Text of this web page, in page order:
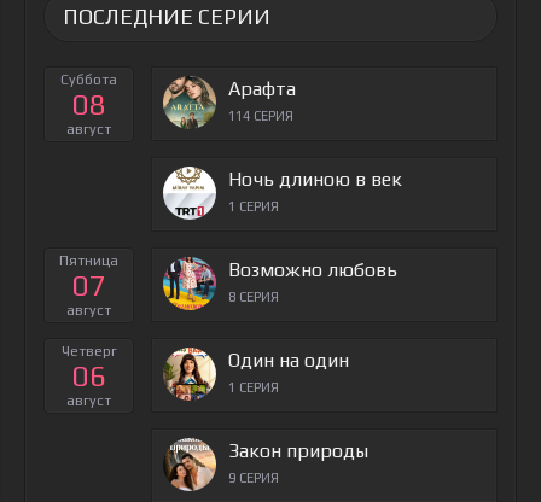
ПОСЛЕДНИЕ СЕРИИ
Суббота
08
август
Арафта
114 СЕРИЯ
Ночь длиною в век
1 СЕРИЯ
Пятница
07
август
Возможно любовь
8 СЕРИЯ
Четверг
06
август
Один на один
1 СЕРИЯ
Закон природы
9 СЕРИЯ